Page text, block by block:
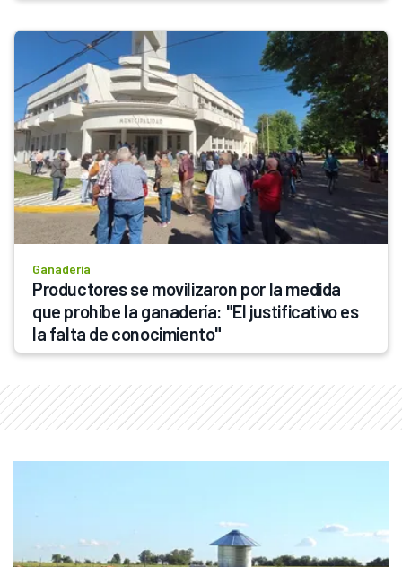
Ganadería
Productores se movilizaron por la medida
que prohíbe la ganadería: "El justificativo es
la falta de conocimiento"